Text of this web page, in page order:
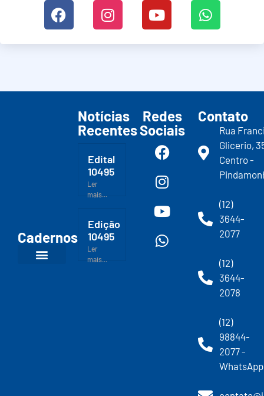
Cadernos
Notícias
Recentes
Edital
10495
Ler
mais...
Edição
10495
Ler
mais...
Redes
Sociais
Contato
Rua
Glicerio,
Centro -
(12)
3644-
2077
(12)
3644-
2078
(12)
98844-
2077 -
WhatsApp